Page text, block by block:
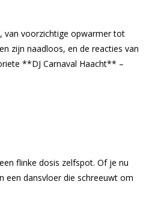
van voorzichtige opwarmer tot
zijn naadloos, en de reacties van
**DJ Carnaval Haacht** –
flinke dosis zelfspot. Of je nu
een dansvloer die schreeuwt om